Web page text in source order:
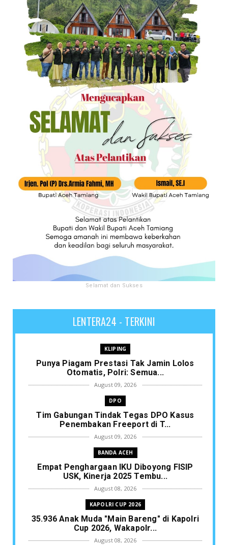
Selamat dan Sukses
LENTERA24 - TERKINI
KLIPING
Punya Piagam Prestasi Tak Jamin Lolos
Otomatis, Polri: Semua...
August 09, 2026
DPO
Tim Gabungan Tindak Tegas DPO Kasus
Penembakan Freeport di T...
August 09, 2026
BANDA ACEH
Empat Penghargaan IKU Diboyong FISIP
USK, Kinerja 2025 Tembu...
August 08, 2026
KAPOLRI CUP 2026
35.936 Anak Muda "Main Bareng" di Kapolri
Cup 2026, Wakapolr...
August 08, 2026